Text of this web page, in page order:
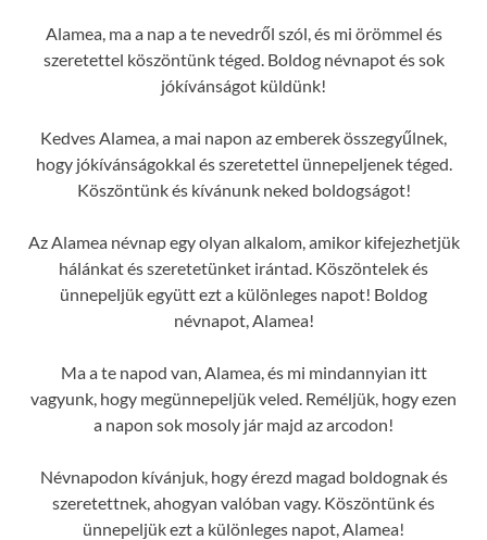
Alamea, ma a nap a te nevedről szól, és mi örömmel és
szeretettel köszöntünk téged. Boldog névnapot és sok
jókívánságot küldünk!
Kedves Alamea, a mai napon az emberek összegyűlnek,
hogy jókívánságokkal és szeretettel ünnepeljenek téged.
Köszöntünk és kívánunk neked boldogságot!
Az Alamea névnap egy olyan alkalom, amikor kifejezhetjük
hálánkat és szeretetünket irántad. Köszöntelek és
ünnepeljük együtt ezt a különleges napot! Boldog
névnapot, Alamea!
Ma a te napod van, Alamea, és mi mindannyian itt
vagyunk, hogy megünnepeljük veled. Reméljük, hogy ezen
a napon sok mosoly jár majd az arcodon!
Névnapodon kívánjuk, hogy érezd magad boldognak és
szeretettnek, ahogyan valóban vagy. Köszöntünk és
ünnepeljük ezt a különleges napot, Alamea!